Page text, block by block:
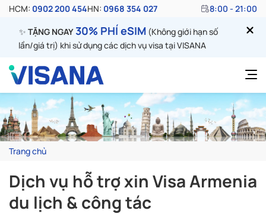
HCM: 0902 200 454HN: 0968 354 027 8:00 - 21:00
✨ TẶNG NGAY30% PHÍ eSIM (Không giới hạn số
lần/giá trị) khi sử dụng các dịch vụ visa tại VISANA
Trang chủ
Dịch vụ hỗ trợ xin Visa Armenia
du lịch & công tác